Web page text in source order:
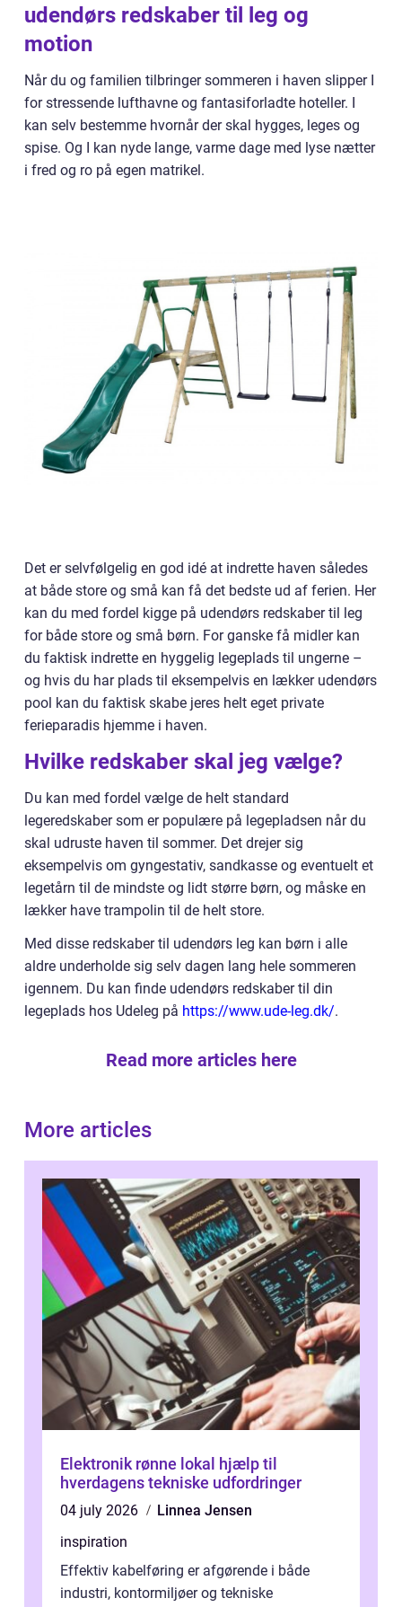
udendørs redskaber til leg og
motion
Når du og familien tilbringer sommeren i haven slipper I
for stressende lufthavne og fantasiforladte hoteller. I
kan selv bestemme hvornår der skal hygges, leges og
spise. Og I kan nyde lange, varme dage med lyse nætter
i fred og ro på egen matrikel.
Det er selvfølgelig en god idé at indrette haven således
at både store og små kan få det bedste ud af ferien. Her
kan du med fordel kigge på udendørs redskaber til leg
for både store og små børn. For ganske få midler kan
du faktisk indrette en hyggelig legeplads til ungerne –
og hvis du har plads til eksempelvis en lækker udendørs
pool kan du faktisk skabe jeres helt eget private
ferieparadis hjemme i haven.
Hvilke redskaber skal jeg vælge?
Du kan med fordel vælge de helt standard
legeredskaber som er populære på legepladsen når du
skal udruste haven til sommer. Det drejer sig
eksempelvis om gyngestativ, sandkasse og eventuelt et
legetårn til de mindste og lidt større børn, og måske en
lækker have trampolin til de helt store.
Med disse redskaber til udendørs leg kan børn i alle
aldre underholde sig selv dagen lang hele sommeren
igennem. Du kan finde udendørs redskaber til din
legeplads hos Udeleg på https://www.ude-leg.dk/.
Read more articles here
More articles
Elektronik rønne lokal hjælp til
hverdagens tekniske udfordringer
04 july 2026
Linnea Jensen
inspiration
Effektiv kabelføring er afgørende i både
industri, kontormiljøer og tekniske